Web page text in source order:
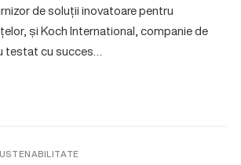
de soluții inovatoare pentru
și Koch International, companie de
testat cu succes…